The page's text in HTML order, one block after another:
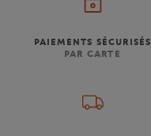
PAIEMENTS SÉCURISÉS
PAR CARTE